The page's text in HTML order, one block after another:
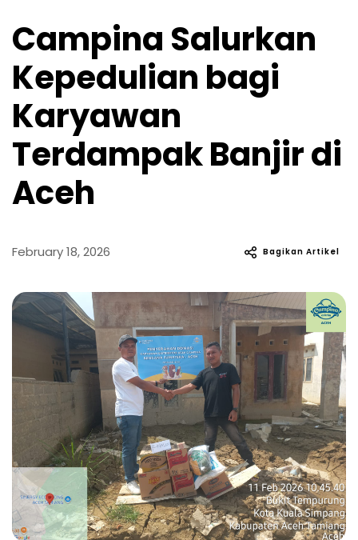
Campina Salurkan
Kepedulian bagi
Karyawan
Terdampak Banjir di
Aceh
February 18, 2026 Bagikan Artikel